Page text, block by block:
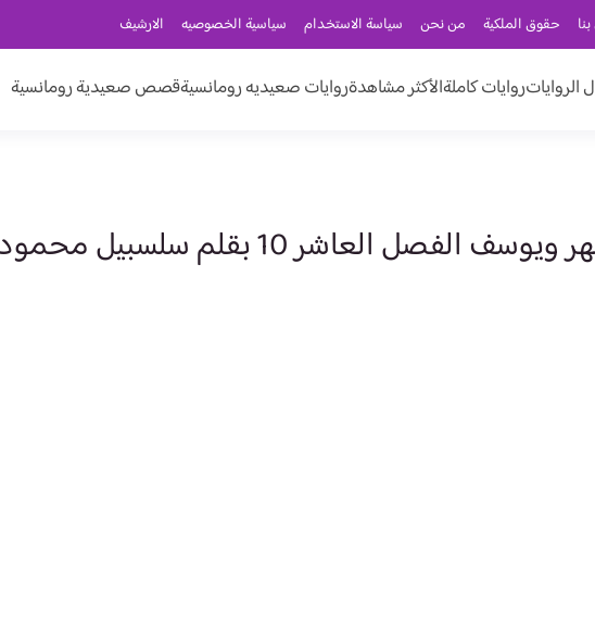
حقوق الملكية من نحن سياسة الاستخدام سياسية الخصوصيه الارشيف
روايات كاملةالأكثر مشاهدةروايات صعيديه رومانسيةقصص صعيدية رومانسية
العاشر 10 بقلم سلسبيل محمود